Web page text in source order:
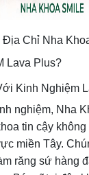
Chỉ Nha
Lava Plus?
Kinh Nghiệm
nghiệm, Nha
tin cậy
miền Tây.
răng sứ hàng